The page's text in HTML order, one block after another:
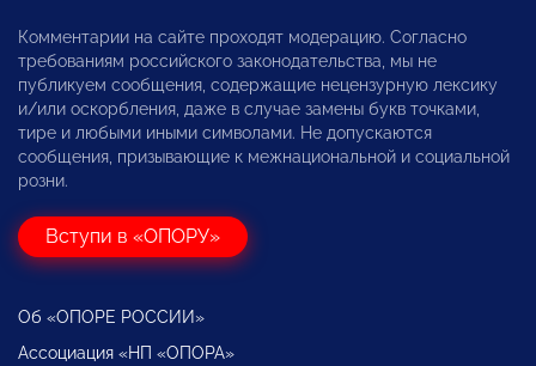
Комментарии на сайте проходят модерацию. Согласно
требованиям российского законодательства, мы не
публикуем сообщения, содержащие нецензурную лексику
и/или оскорбления, даже в случае замены букв точками,
тире и любыми иными символами. Не допускаются
сообщения, призывающие к межнациональной и социальной
розни.
Вступи в «ОПОРУ»
Об «ОПОРЕ РОССИИ»
Ассоциация «НП «ОПОРА»